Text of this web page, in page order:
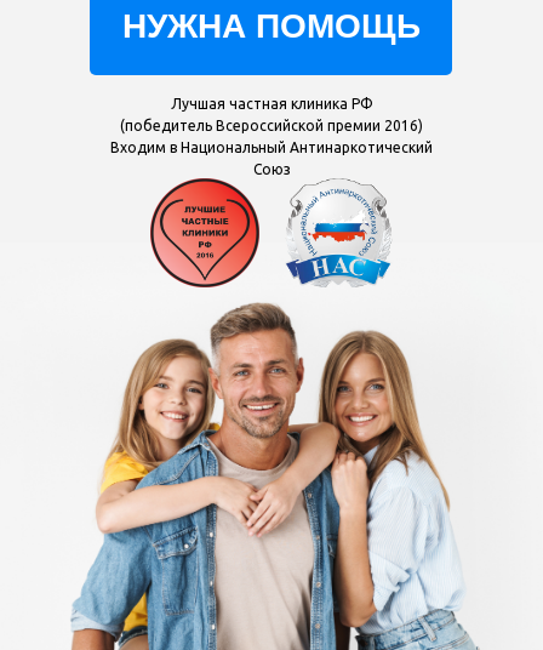
НУЖНА ПОМОЩЬ
Лучшая частная клиника РФ
(победитель Всероссийской премии 2016)
Входим в Национальный Антинаркотический
Союз